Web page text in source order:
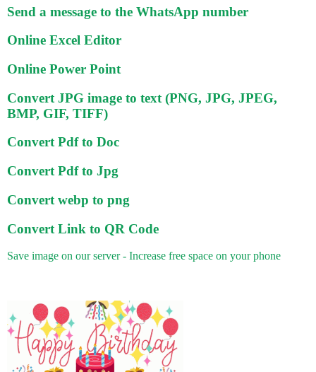
Send a message to the WhatsApp number
Online Excel Editor
Online Power Point
Convert JPG image to text (PNG, JPG, JPEG,
BMP, GIF, TIFF)
Convert Pdf to Doc
Convert Pdf to Jpg
Convert webp to png
Convert Link to QR Code
Save image on our server - Increase free space on your phone